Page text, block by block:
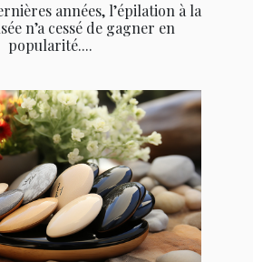
années, l’épilation à la
n’a cessé de gagner en
popularité....